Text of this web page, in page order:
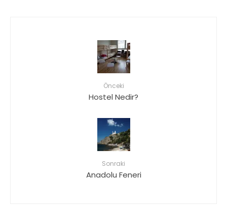
Önceki
Hostel Nedir?
Sonraki
Anadolu Feneri